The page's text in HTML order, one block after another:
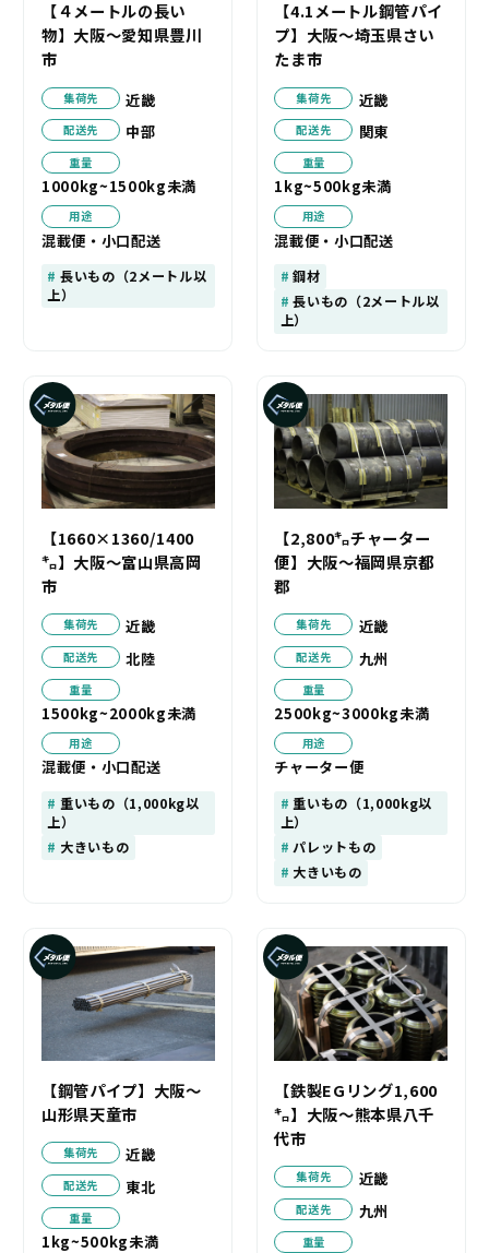
【４メートルの長い
物】大阪～愛知県豊川
市
集荷先 近畿
配送先 中部
重量
1000kg~1500kg未満
用途
混載便・小口配送
長いもの（2メートル以
上）
【4.1メートル鋼管パイ
プ】大阪～埼玉県さい
たま市
集荷先 近畿
配送先 関東
重量
1kg~500kg未満
用途
混載便・小口配送
鋼材
長いもの（2メートル以
上）
【1660×1360/1400
㌔】大阪～富山県高岡
市
集荷先 近畿
配送先 北陸
重量
1500kg~2000kg未満
用途
混載便・小口配送
重いもの（1,000kg以
上）
大きいもの
【2,800㌔チャーター
便】大阪～福岡県京都
郡
集荷先 近畿
配送先 九州
重量
2500kg~3000kg未満
用途
チャーター便
重いもの（1,000kg以
上）
パレットもの
大きいもの
【鋼管パイプ】大阪～
山形県天童市
集荷先 近畿
配送先 東北
重量
1kg~500kg未満
【鉄製EGリング1,600
㌔】大阪～熊本県八千
代市
集荷先 近畿
配送先 九州
重量